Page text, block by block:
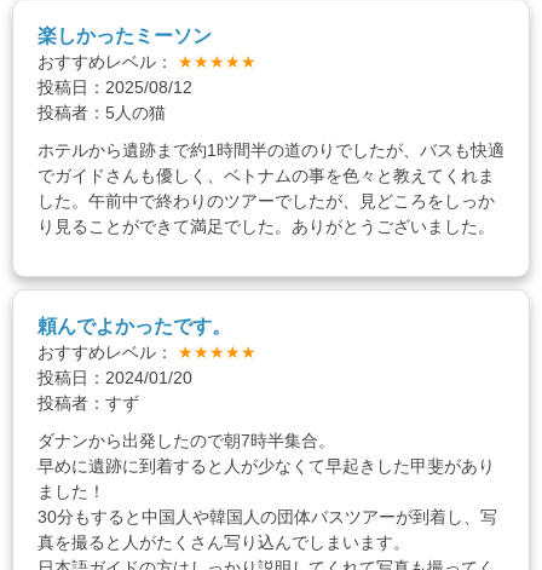
楽しかったミーソン
おすすめレベル：
★★★★★
投稿日：2025/08/12
投稿者：5人の猫
ホテルから遺跡まで約1時間半の道のりでしたが、バスも快適
でガイドさんも優しく、ベトナムの事を色々と教えてくれま
した。午前中で終わりのツアーでしたが、見どころをしっか
り見ることができて満足でした。ありがとうございました。
頼んでよかったです。
おすすめレベル：
★★★★★
投稿日：2024/01/20
投稿者：すず
ダナンから出発したので朝7時半集合。
早めに遺跡に到着すると人が少なくて早起きした甲斐があり
ました！
30分もすると中国人や韓国人の団体バスツアーが到着し、写
真を撮ると人がたくさん写り込んでしまいます。